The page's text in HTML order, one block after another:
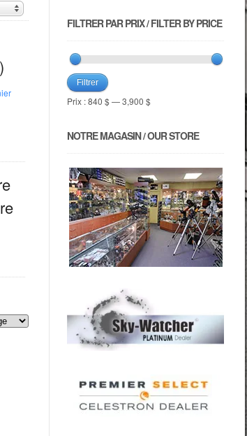
FILTRER PAR PRIX / FILTER BY PRICE
Filtrer
Prix :840 $ —3,900 $
NOTRE MAGASIN / OUR STORE